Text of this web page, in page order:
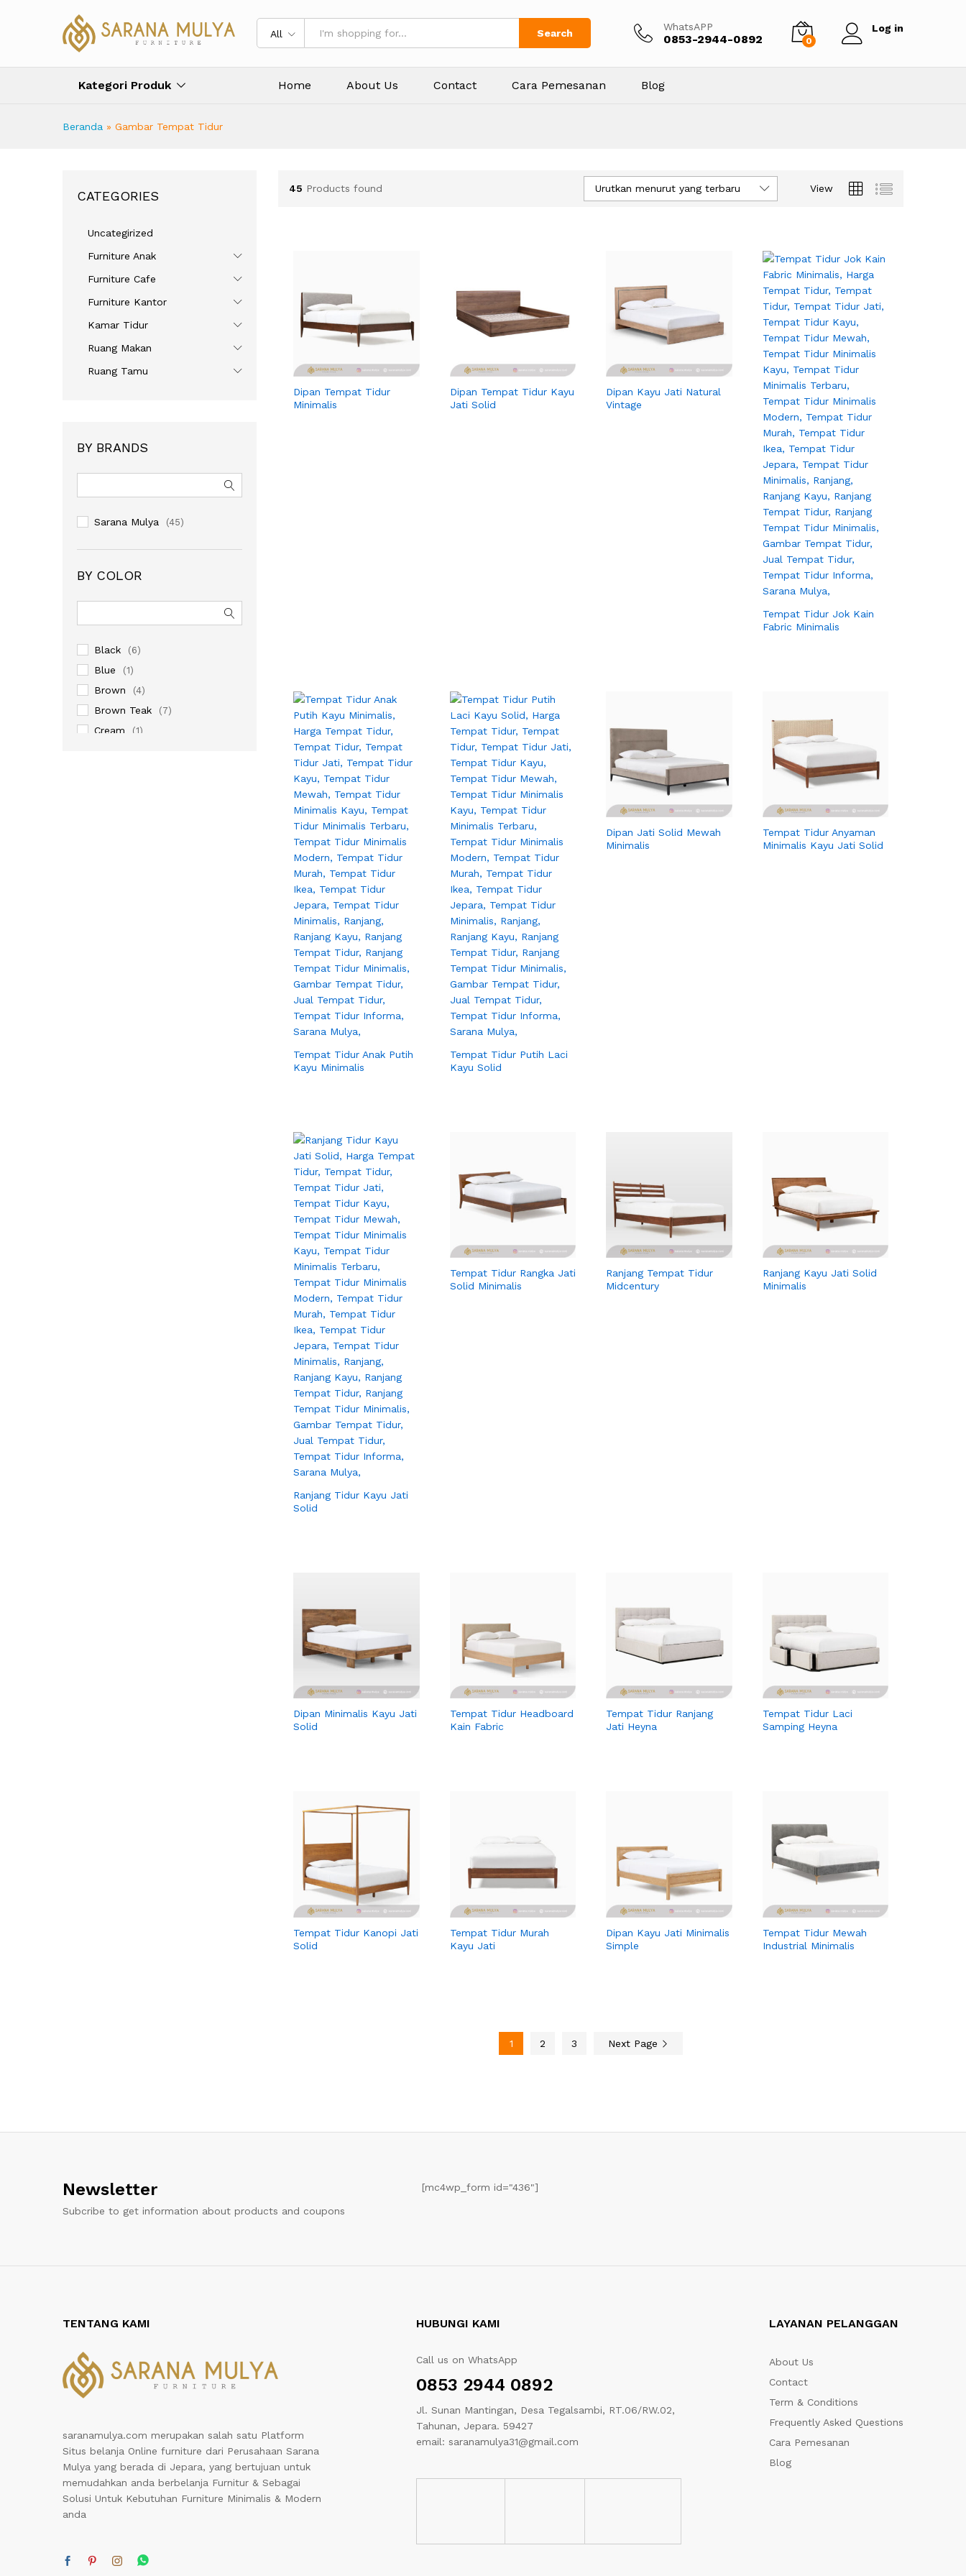
All Search
WhatsAPP
0853-2944-0892 0
Log in
Kategori Produk Home About Us Contact Cara Pemesanan Blog
Beranda » Gambar Tempat Tidur
45 Products found View
Urutkan menurut yang terbaru
Dipan Tempat Tidur
Minimalis
Dipan Tempat Tidur Kayu
Jati Solid
Dipan Kayu Jati Natural
Vintage
Tempat Tidur Jok Kain
Fabric Minimalis
Tempat Tidur Anak Putih
Kayu Minimalis
Tempat Tidur Putih Laci
Kayu Solid
Dipan Jati Solid Mewah
Minimalis
Tempat Tidur Anyaman
Minimalis Kayu Jati Solid
Ranjang Tidur Kayu Jati
Solid
Tempat Tidur Rangka Jati
Solid Minimalis
Ranjang Tempat Tidur
Midcentury
Ranjang Kayu Jati Solid
Minimalis
Dipan Minimalis Kayu Jati
Solid
Tempat Tidur Headboard
Kain Fabric
Tempat Tidur Ranjang
Jati Heyna
Tempat Tidur Laci
Samping Heyna
Tempat Tidur Kanopi Jati
Solid
Tempat Tidur Murah
Kayu Jati
Dipan Kayu Jati Minimalis
Simple
Tempat Tidur Mewah
Industrial Minimalis
1 2 3 Next Page
CATEGORIES
Uncategirized
Furniture Anak
Furniture Cafe
Furniture Kantor
Kamar Tidur
Ruang Makan
Ruang Tamu
BY BRANDS
Sarana Mulya (45)
BY COLOR
Black (6)
Blue (1)
Brown (4)
Brown Teak (7)
Cream (1)
Newsletter
Subcribe to get information about products and coupons
[mc4wp_form id="436"]
TENTANG KAMI
saranamulya.com merupakan salah satu Platform
Situs belanja Online furniture dari Perusahaan Sarana
Mulya yang berada di Jepara, yang bertujuan untuk
memudahkan anda berbelanja Furnitur & Sebagai
Solusi Untuk Kebutuhan Furniture Minimalis & Modern
anda
HUBUNGI KAMI
Call us on WhatsApp
0853 2944 0892
Jl. Sunan Mantingan, Desa Tegalsambi, RT.06/RW.02,
Tahunan, Jepara. 59427
email: saranamulya31@gmail.com
LAYANAN PELANGGAN
About Us
Contact
Term & Conditions
Frequently Asked Questions
Cara Pemesanan
Blog